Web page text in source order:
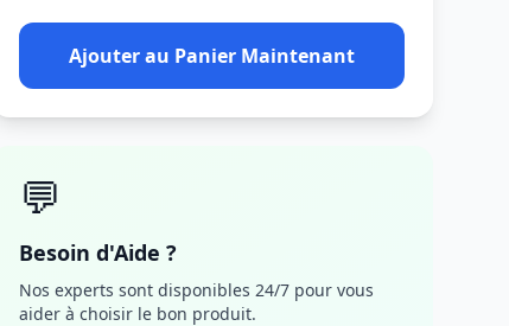
Ajouter au Panier Maintenant
💬
Besoin d'Aide ?
Nos experts sont disponibles 24/7 pour vous
aider à choisir le bon produit.